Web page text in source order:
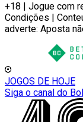
+18 | Jogue com
Condições |
adverte: Aposta
JOGOS DE HOJE
Siga o canal do